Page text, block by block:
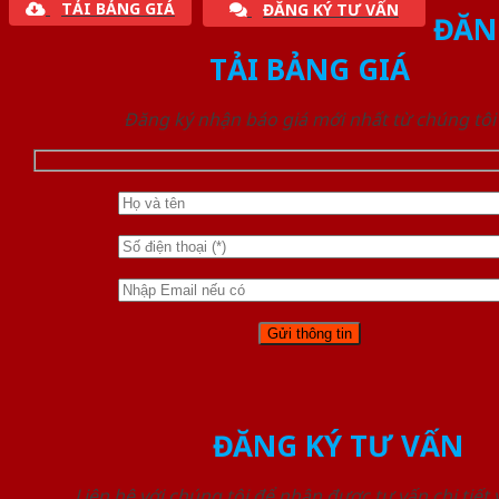
TẢI BẢNG GIÁ ĐĂNG KÝ TƯ VẤN
TẢI BẢNG GIÁ
Đăng ký nhận báo giá mới nhất từ chúng tôi
ĐĂNG KÝ TƯ VẤN